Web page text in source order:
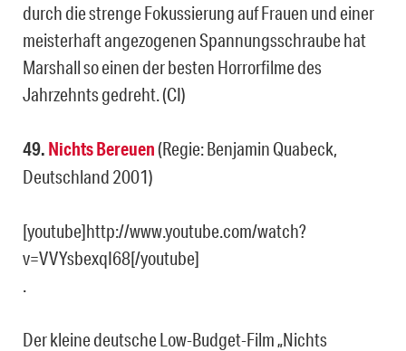
durch die strenge Fokussierung auf Frauen und einer
meisterhaft angezogenen Spannungsschraube hat
Marshall so einen der besten Horrorfilme des
Jahrzehnts gedreht. (CI)
49. Nichts Bereuen(Regie: Benjamin Quabeck,
Deutschland 2001)
[youtube]http://www.youtube.com/watch?
v=VVYsbexqI68[/youtube]
.
Der kleine deutsche Low-Budget-Film „Nichts